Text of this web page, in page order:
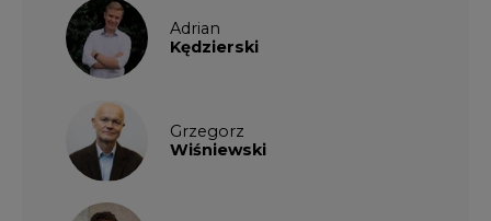
Adrian
Kędzierski
Grzegorz
Wiśniewski